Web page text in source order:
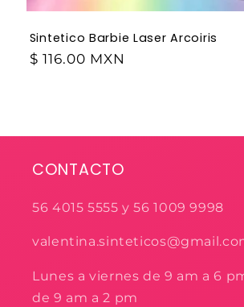
Sintetico Barbie Laser Arcoiris
$ 116.00 MXN
CONTACTO
56 4015 5555 y 56 1009 9998
Lunes a viernes de 9 am a 6
de 9 am a 2 pm